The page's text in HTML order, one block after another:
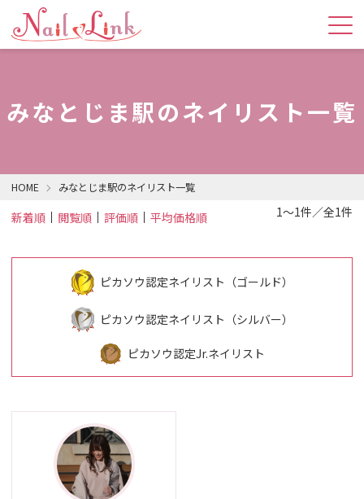
みなとじま駅のネイリスト一覧
HOME みなとじま駅のネイリスト一覧
新着順 閲覧順 評価順 平均価格順 1～1件／全1件
ピカソウ認定ネイリスト（ゴールド）
ピカソウ認定ネイリスト（シルバー）
ピカソウ認定Jr.ネイリスト